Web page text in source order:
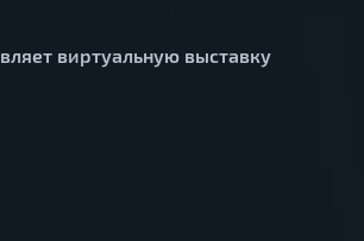
виртуальную выставку